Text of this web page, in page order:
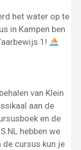
het water op te
in Kampen ben
1!
van Klein
aan de
en de
hebben we
de cursus kun je